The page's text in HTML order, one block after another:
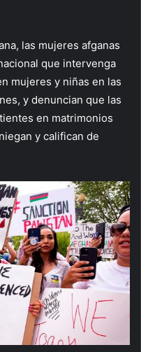
las mujeres afganas
que intervenga
mujeres y niñas en las
y denuncian que las
en matrimonios
y califican de